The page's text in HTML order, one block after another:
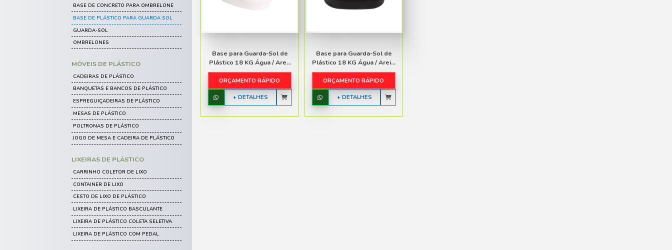
Carrinhos Móveis de Plástico Infantil
Pisos e Pallets de Plástico
Guarda-Sol e Ombrelones
Móveis de Praia Utilidades Plásticas
Móveis de Rattan Estantes
Acessórios
CATEGORIAS
GUARDA-SOL E OMBRELONES
BASE DE CONCRETO PARA OMBRELONE
BASE DE PLÁSTICO PARA GUARDA SOL
GUARDA-SOL
OMBRELONES
MÓVEIS DE PLÁSTICO
CADEIRAS DE PLÁSTICO
BANQUETAS E BANCOS DE PLÁSTICO
ESPREGUIÇADEIRAS DE PLÁSTICO